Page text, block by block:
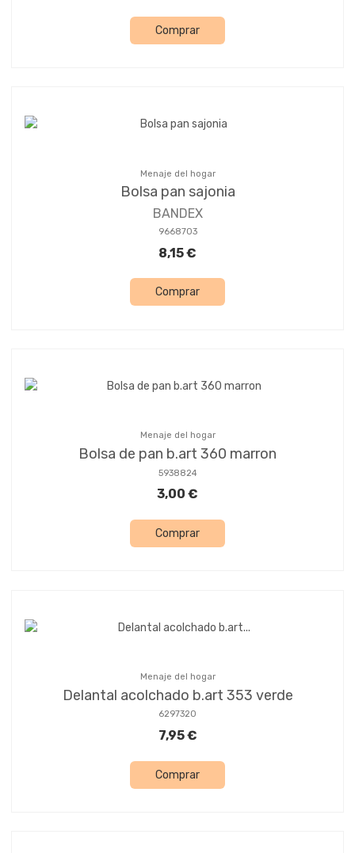
Comprar
Menaje del hogar
Bolsa pan sajonia
BANDEX
9668703
8,15 €
Comprar
Menaje del hogar
Bolsa de pan b.art 360 marron
5938824
3,00 €
Comprar
Menaje del hogar
Delantal acolchado b.art 353 verde
6297320
7,95 €
Comprar